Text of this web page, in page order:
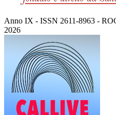
Anno IX - ISSN 2611-8963 -
2026